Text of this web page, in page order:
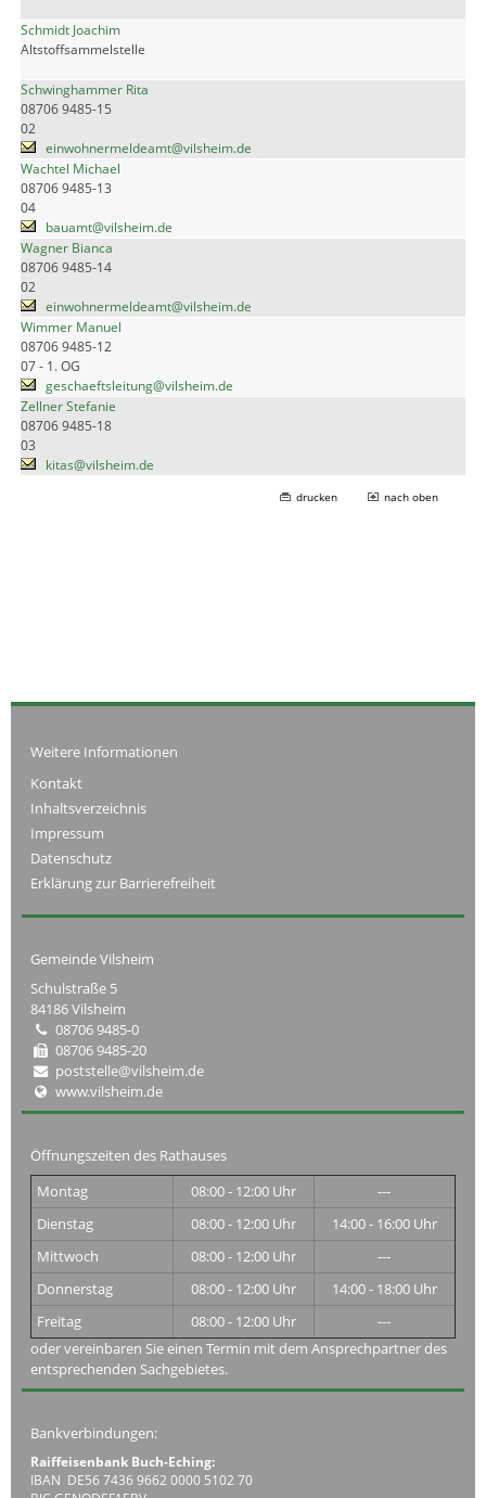
Schmidt Joachim
Altstoffsammelstelle
Schwinghammer Rita
08706 9485-15
02
einwohnermeldeamt@vilsheim.de
Wachtel Michael
08706 9485-13
04
bauamt@vilsheim.de
Wagner Bianca
08706 9485-14
02
einwohnermeldeamt@vilsheim.de
Wimmer Manuel
08706 9485-12
07 - 1. OG
geschaeftsleitung@vilsheim.de
Zellner Stefanie
08706 9485-18
03
kitas@vilsheim.de
drucken nach oben
Weitere Informationen
Kontakt
Inhaltsverzeichnis
Impressum
Datenschutz
Erklärung zur Barrierefreiheit
Gemeinde Vilsheim
Schulstraße 5
84186 Vilsheim
08706 9485-0
08706 9485-20
poststelle@vilsheim.de
www.vilsheim.de
Öffnungszeiten des Rathauses
Montag
08:00 - 12:00 Uhr
---
Dienstag
08:00 - 12:00 Uhr
14:00 - 16:00 Uhr
Mittwoch
08:00 - 12:00 Uhr
---
Donnerstag
08:00 - 12:00 Uhr
14:00 - 18:00 Uhr
Freitag
08:00 - 12:00 Uhr
---
oder vereinbaren Sie einen Termin mit dem Ansprechpartner des
entsprechenden Sachgebietes.
Bankverbindungen:
Raiffeisenbank Buch-Eching:
IBAN DE56 7436 9662 0000 5102 70